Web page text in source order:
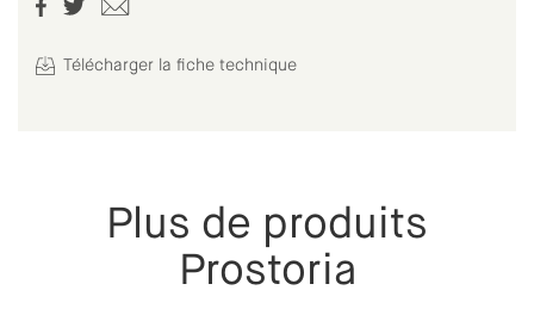
Télécharger la fiche technique
Plus de produits
Prostoria